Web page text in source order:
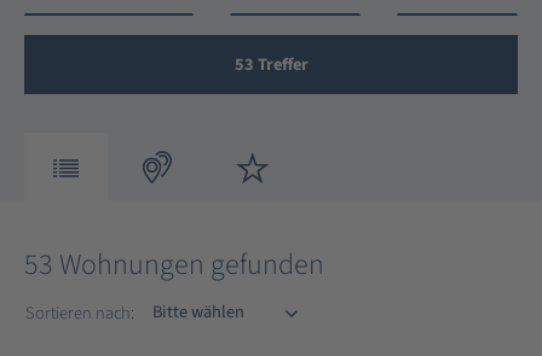
53Treffer
53 Wohnungen gefunden
Sortieren nach: